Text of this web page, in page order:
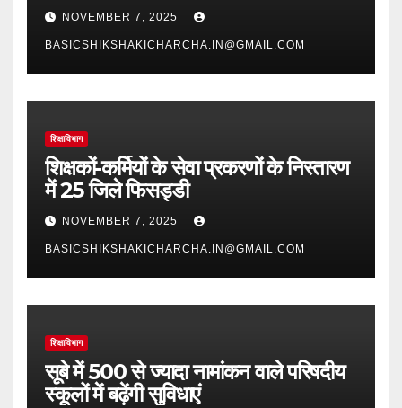
NOVEMBER 7, 2025
BASICSHIKSHAKICHARCHA.IN@GMAIL.COM
शिक्षाविभाग
शिक्षकों-कर्मियों के सेवा प्रकरणों के निस्तारण
में 25 जिले फिसड्डी
NOVEMBER 7, 2025
BASICSHIKSHAKICHARCHA.IN@GMAIL.COM
शिक्षाविभाग
सूबे में 500 से ज्यादा नामांकन वाले परिषदीय
स्कूलों में बढ़ेंगी सुविधाएं